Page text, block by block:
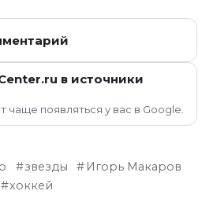
в источники
чаще появляться у вас в Google.
звезды
Игорь Макаров
хоккей